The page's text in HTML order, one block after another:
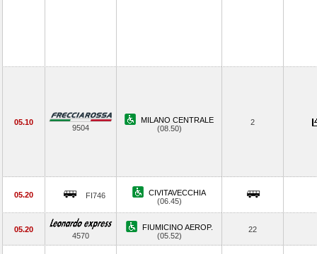
05.10
9504
MILANO CENTRALE
(08.50)
2
05.20 FI746
CIVITAVECCHIA
(06.45)
05.20
4570
FIUMICINO AEROP.
(05.52)
22